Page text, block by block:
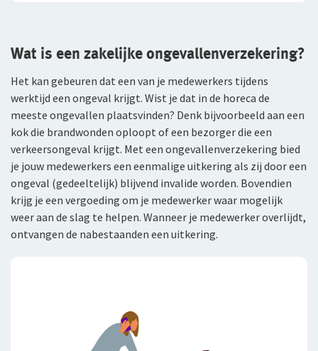
WGA-eigenrisicoverzekering
Voor jou als ondernemer
Arbeidsongeschiktheidsverzekering
Nabestaandenverzekering Collectief voor
zelfstandig ondernemers
Reizen
Expat Pakket Individueel
Zakenreisverzekering Collectief
Wat is een zakelijke ongevallenverzekering?
Het kan gebeuren dat een van je medewerkers tijdens
werktijd een ongeval krijgt. Wist je dat in de horeca de
meeste ongevallen plaatsvinden? Denk bijvoorbeeld aan een
kok die brandwonden oploopt of een bezorger die een
verkeersongeval krijgt. Met een ongevallenverzekering bied
je jouw medewerkers een eenmalige uitkering als zij door een
ongeval (gedeeltelijk) blijvend invalide worden. Bovendien
krijg je een vergoeding om je medewerker waar mogelijk
weer aan de slag te helpen. Wanneer je medewerker overlijdt,
ontvangen de nabestaanden een uitkering.